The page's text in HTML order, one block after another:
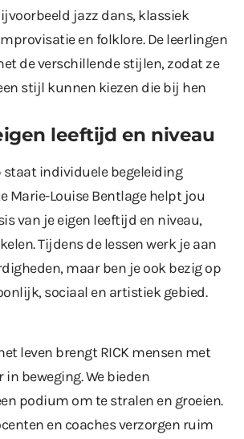
jazz dans, klassiek
en folklore. De leerlingen
de verschillende stijlen, zodat ze
stijl kunnen kiezen die bij hen
leeftijd en niveau
staat individuele begeleiding
Marie-Louise Bentlage helpt jou
van je eigen leeftijd en niveau,
Tijdens de lessen werk je aan
maar ben je ook bezig op
sociaal en artistiek gebied.
leven brengt RICK mensen met
beweging. We bieden
podium om te stralen en groeien.
en coaches verzorgen ruim